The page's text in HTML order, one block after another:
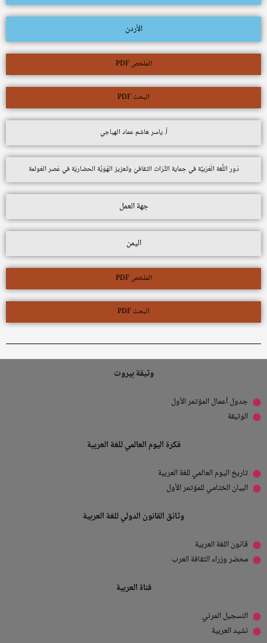
الأردن
الملخص PDF
البحث PDF
أ. ياسر هاشم عماد الهياجي
دَور اللُّغة الْعَرَبيَّة في حِماية التُّرَاث الثقافيّ وتَعزيز الهُوَيَّة الحضاريّة في عَصر العَولمة
جهة العمل
اليمن
الملخص PDF
البحث PDF
وثيقة بيروت
جدول أعمال المؤتمر الأول
الوثيقة
فكرة اليوم العالمي للغة العربية
تاريخ اليوم العالمي للغة العربية
البيان الختامي للمؤتمر الأول
وثائق القانون الدولي للغة العربية
قانون اللغة العربية
محضر وزراء الثقافة العرب
قناة العربية
التسجيل المرئي
نشيد العربية